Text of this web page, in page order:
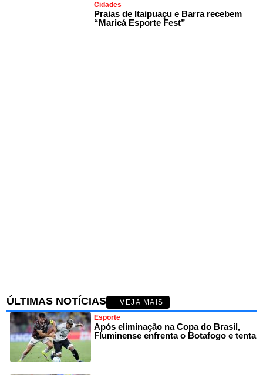
Cidades
Praias de Itaipuaçu e Barra recebem
“Maricá Esporte Fest”
ÚLTIMAS NOTÍCIAS
+ VEJA MAIS
Esporte
Após eliminação na Copa do Brasil,
Fluminense enfrenta o Botafogo e tenta